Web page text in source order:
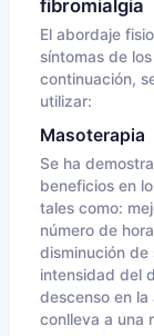
fibromialgia
El abordaje
síntomas de
continuación,
utilizar:
Masoterapia
Se ha
beneficios en
tales como:
número de
disminución de
intensidad del
descenso en la
conlleva a una